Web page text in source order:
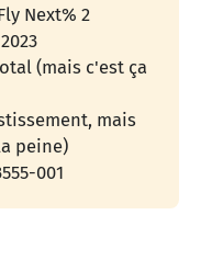
Next% 2
(mais c'est ça
mais
peine)
001